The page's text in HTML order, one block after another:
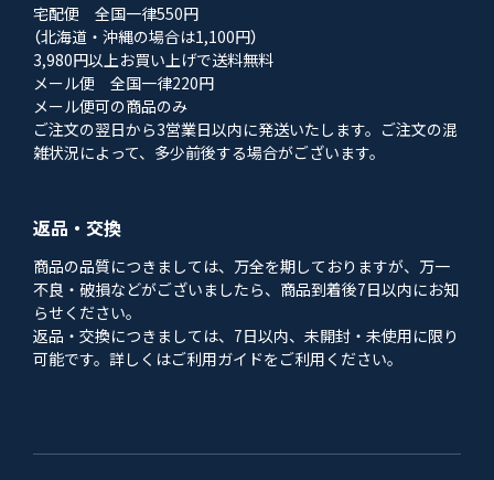
宅配便 全国一律550円
（北海道・沖縄の場合は1,100円）
3,980円以上お買い上げで送料無料
メール便 全国一律220円
メール便可の商品のみ
ご注文の翌日から3営業日以内に発送いたします。ご注文の混
雑状況によって、多少前後する場合がございます。
返品・交換
商品の品質につきましては、万全を期しておりますが、万一
不良・破損などがございましたら、商品到着後7日以内にお知
らせください。
返品・交換につきましては、7日以内、未開封・未使用に限り
可能です。詳しくはご利用ガイドをご利用ください。